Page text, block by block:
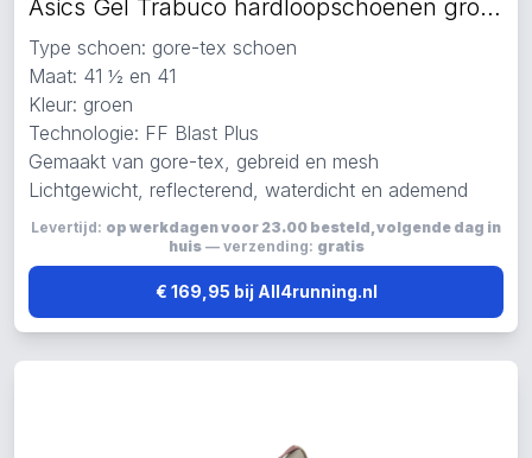
Asics Gel Trabuco hardloopschoenen groen
Type schoen: gore-tex schoen
Maat: 41 ½ en 41
Kleur: groen
Technologie: FF Blast Plus
Gemaakt van gore-tex, gebreid en mesh
Lichtgewicht, reflecterend, waterdicht en ademend
Levertijd: op werkdagen voor 23.00 besteld, volgende dag in
huis— verzending: gratis
€ 169,95 bij All4running.nl